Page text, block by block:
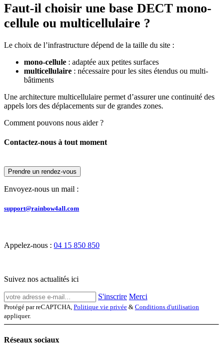
Faut-il choisir une base DECT mono-
cellule ou multicellulaire ?
Le choix de l’infrastructure dépend de la taille du site :
mono-cellule : adaptée aux petites surfaces
multicellulaire : nécessaire pour les sites étendus ou multi-
bâtiments
Une architecture multicellulaire permet d’assurer une continuité des
appels lors des déplacements sur de grandes zones.
Comment pouvons nous aider ?
Contactez-nous à tout moment
Prendre un rendez-vous
Envoyez-nous un mail :
support@rainbow4all.com
Appelez-nous : 04 15 850 850
Suivez nos actualités ici
S'inscrire Merci
Protégé par reCAPTCHA, Politique vie privée & Conditions d'utilisation
appliquer.
Réseaux sociaux